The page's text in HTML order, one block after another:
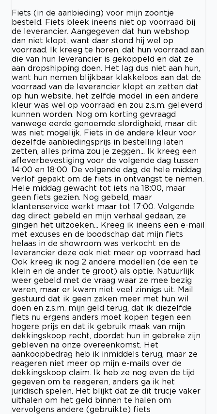
Fiets (in de aanbieding) voor mijn zoontje
besteld. Fiets bleek ineens niet op voorraad bij
de leverancier. Aangegeven dat hun webshop
dan niet klopt, want daar stond hij wel op
voorraad. Ik kreeg te horen, dat hun voorraad aan
die van hun leverancier is gekoppeld en dat ze
aan dropshipping doen. Het lag dus niet aan hun,
want hun nemen blijkbaar klakkeloos aan dat de
voorraad van de leverancier klopt en zetten dat
op hun website. het zelfde model in een andere
kleur was wel op voorraad en zou z.s.m. geleverd
kunnen worden. Nog om korting gevraagd
vanwege eerde genoemde slordigheid, maar dit
was niet mogelijk. Fiets in de andere kleur voor
dezelfde aanbiedingsprijs in bestelling laten
zetten, alles prima zou je zeggen... Ik kreeg een
afleverbevestiging voor de volgende dag tussen
14:00 en 18:00. De volgende dag, de hele middag
verlof gepakt om de fiets in ontvangst te nemen.
Hele middag gewacht tot iets na 18:00, maar
geen fiets gezien. Nog gebeld, maar
klantenservice werkt maar tot 17:00. Volgende
dag direct gebeld en mijn verhaal gedaan, ze
gingen het uitzoeken... Kreeg ik ineens een e-mail
met excuses en de boodschap dat mijn fiets
helaas in de showroom was verkocht en de
leverancier deze ook niet meer op voorraad had.
Ook kreeg ik nog 2 andere modellen (de een te
klein en de ander te groot) als optie. Natuurlijk
weer gebeld met de vraag waar ze mee bezig
waren, maar er kwam niet veel zinnigs uit. Mail
gestuurd dat ik geen zaken meer met hun wil
doen en z.s.m. mijn geld terug, dat ik diezelfde
fiets nu ergens anders moet kopen tegen een
hogere prijs en dat ik gebruik maak van mijn
dekkingskoop recht, doordat hun in gebreke zijn
gebleven na onze overeenkomst. Het
aankoopbedrag heb ik inmiddels terug, maar ze
reageren niet meer op mijn e-mails over de
dekkingskoop claim. Ik heb ze nog even de tijd
gegeven om te reageren, anders ga ik het
juridisch spelen. Het blijkt dat ze dit trucje vaker
uithalen om het geld binnen te halen om
vervolgens andere (gebruikte) fiets